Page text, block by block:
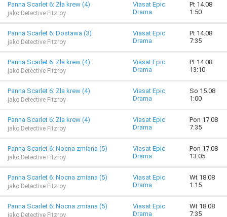
Panna Scarlet 6: Zła krew (4)
jako Detective Fitzroy
Viasat Epic
Drama
Pt 14.08
1:50
Panna Scarlet 6: Dostawa (3)
jako Detective Fitzroy
Viasat Epic
Drama
Pt 14.08
7:35
Panna Scarlet 6: Zła krew (4)
jako Detective Fitzroy
Viasat Epic
Drama
Pt 14.08
13:10
Panna Scarlet 6: Zła krew (4)
jako Detective Fitzroy
Viasat Epic
Drama
So 15.08
1:00
Panna Scarlet 6: Zła krew (4)
jako Detective Fitzroy
Viasat Epic
Drama
Pon 17.08
7:35
Panna Scarlet 6: Nocna zmiana (5)
jako Detective Fitzroy
Viasat Epic
Drama
Pon 17.08
13:05
Panna Scarlet 6: Nocna zmiana (5)
jako Detective Fitzroy
Viasat Epic
Drama
Wt 18.08
1:15
Panna Scarlet 6: Nocna zmiana (5)
jako Detective Fitzroy
Viasat Epic
Drama
Wt 18.08
7:35